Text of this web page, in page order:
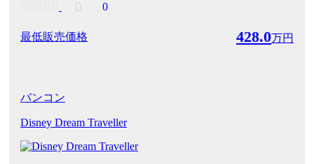
0
最低販売価格 428.0万円
バンコン
Disney Dream Traveller